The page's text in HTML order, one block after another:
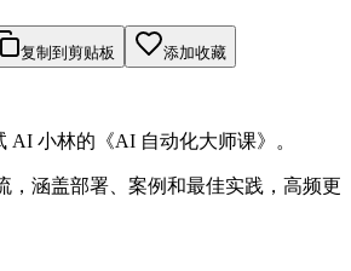
复制到剪贴板 添加收藏
AI 小林的《AI 自动化大师课》。
，涵盖部署、案例和最佳实践，高频更